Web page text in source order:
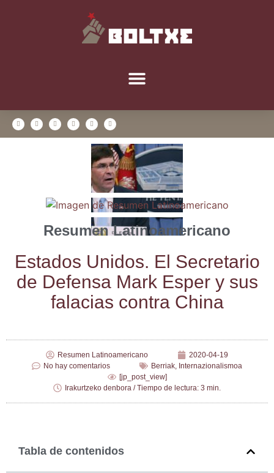
Resumen Latinoamericano
Esta­dos Uni­dos. El Secre­ta­rio
de Defen­sa Mark Esper y sus
fala­cias con­tra China
Resumen Latinoamericano
2020-04-19
No hay comentarios
Berriak, Internazionalismoa
[jp_post_view]
Irakurtzeko denbora / Tiempo de lectura: 3 min.
Tabla de contenidos